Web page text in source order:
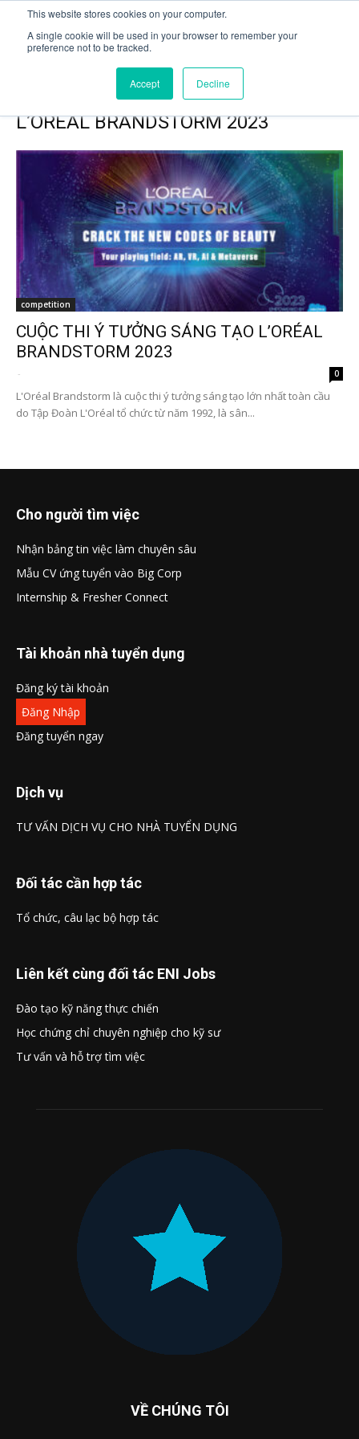
This website stores cookies on your computer.
A single cookie will be used in your browser to remember your
preference not to be tracked.
Accept Decline
Tag: CUỘC THI Ý TƯỞNG SÁNG TẠO
L’ORÉAL BRANDSTORM 2023
competition
CUỘC THI Ý TƯỞNG SÁNG TẠO L’ORÉAL
BRANDSTORM 2023
- 0
L'Oréal Brandstorm là cuộc thi ý tưởng sáng tạo lớn nhất toàn cầu
do Tập Đoàn L'Oréal tổ chức từ năm 1992, là sân...
Cho người tìm việc
Nhận bảng tin việc làm chuyên sâu
Mẫu CV ứng tuyển vào Big Corp
Internship & Fresher Connect
Tài khoản nhà tuyển dụng
Đăng ký tài khoản
Đăng Nhập
Đăng tuyển ngay
Dịch vụ
TƯ VẤN DỊCH VỤ CHO NHÀ TUYỂN DỤNG
Đối tác cần hợp tác
Tổ chức, câu lạc bộ hợp tác
Liên kết cùng đối tác ENI Jobs
Đào tạo kỹ năng thực chiến
Học chứng chỉ chuyên nghiệp cho kỹ sư
Tư vấn và hỗ trợ tìm việc
VỀ CHÚNG TÔI